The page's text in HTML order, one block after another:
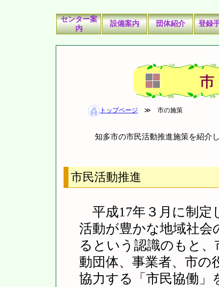
センター案
内
設備案内 団体紹介 登録
トップページ ≫ 市の施策
知多市の市民活動推進施策を紹介
市民活動推進
平成17年３月に制定
活動が豊かな地域社
るという認識のもと
動団体、事業者、市の
協力する「市民協働